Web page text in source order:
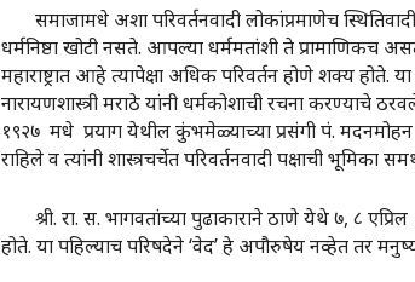
समाजामधे अशा परिवर्तनवादी लोकांप्रमाणेच
धर्मनिष्ठा खोटी नसते. आपल्या धर्ममतांशी ते प्रामाणिकच
महाराष्ट्रात आहे त्यापेक्षा अधिक परिवर्तन होणे शक्य
नारायणशास्त्री मराठे यांनी धर्मकोशाची रचना करण्याचे
१९२७ मधे प्रयाग येथील कुंभमेळ्याच्या प्रसंगी पं. मदनमोहन
राहिले व त्यांनी शास्त्रचर्चेत परिवर्तनवादी पक्षाची भूमिका
श्री. रा. स. भागवतांच्या पुढाकाराने ठाणे येथे ७, ८ एप्रिल
होते. या पहिल्याच परिषदेने ‌‘वेद‌’ हे अपौरुषेय नव्हेत तर